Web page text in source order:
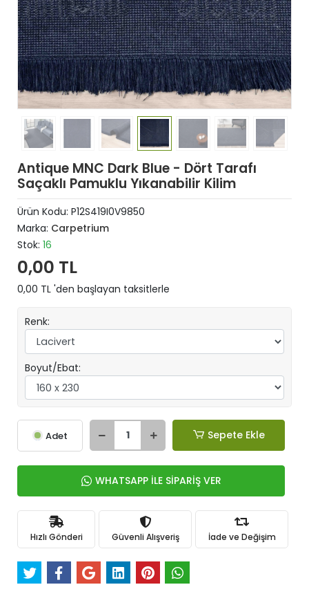
Antique MNC Dark Blue - Dört Tarafı
Saçaklı Pamuklu Yıkanabilir Kilim
Ürün Kodu: P12S419I0V9850
Marka: Carpetrium
Stok: 16
0,00 TL
0,00 TL 'den başlayan taksitlerle
Renk:
Boyut/Ebat:
Adet Sepete Ekle
WHATSAPP İLE SİPARİŞ VER
Hızlı Gönderi Güvenli Alışveriş İade ve Değişim